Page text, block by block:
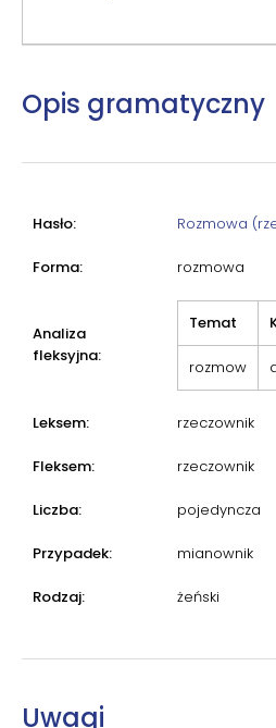
Opis gramatyczny
Hasło: Rozmowa
Forma: rozmowa
Analiza
fleksyjna:
Temat
rozmow
Leksem: rzeczownik
Fleksem: rzeczownik
Liczba: pojedyncza
Przypadek: mianownik
Rodzaj: żeński
Uwagi